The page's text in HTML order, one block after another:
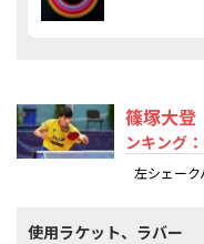
篠塚大登
ンキング：
左シェーク
使用ラケット、ラバー